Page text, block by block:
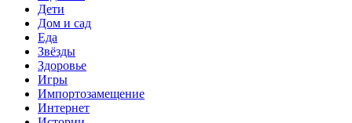
Дети
Дом и сад
Еда
Звёзды
Здоровье
Игры
Импортозамещение
Интернет